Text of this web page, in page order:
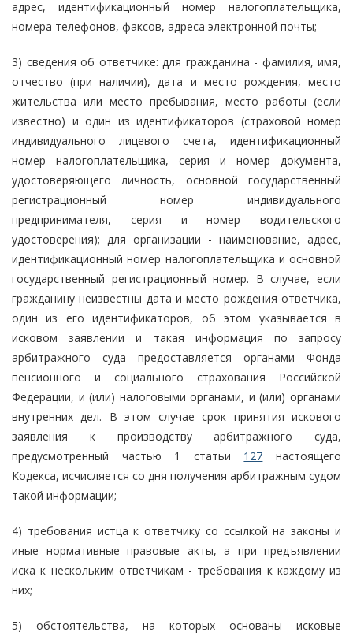
адрес, идентификационный номер налогоплательщика,
номера телефонов, факсов, адреса электронной почты;
3) сведения об ответчике: для гражданина - фамилия, имя,
отчество (при наличии), дата и место рождения, место
жительства или место пребывания, место работы (если
известно) и один из идентификаторов (страховой номер
индивидуального лицевого счета, идентификационный
номер налогоплательщика, серия и номер документа,
удостоверяющего личность, основной государственный
регистрационный номер индивидуального
предпринимателя, серия и номер водительского
удостоверения); для организации - наименование, адрес,
идентификационный номер налогоплательщика и основной
государственный регистрационный номер. В случае, если
гражданину неизвестны дата и место рождения ответчика,
один из его идентификаторов, об этом указывается в
исковом заявлении и такая информация по запросу
арбитражного суда предоставляется органами Фонда
пенсионного и социального страхования Российской
Федерации, и (или) налоговыми органами, и (или) органами
внутренних дел. В этом случае срок принятия искового
заявления к производству арбитражного суда,
предусмотренный частью 1 статьи 127 настоящего
Кодекса, исчисляется со дня получения арбитражным судом
такой информации;
4) требования истца к ответчику со ссылкой на законы и
иные нормативные правовые акты, а при предъявлении
иска к нескольким ответчикам - требования к каждому из
них;
5) обстоятельства, на которых основаны исковые